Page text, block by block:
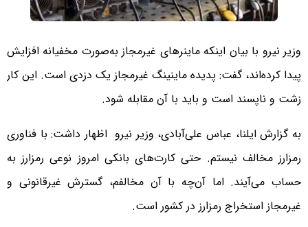
وزیر نیرو با بیان اینکه ماینرهای غیرمجاز به‌صورت مخفیانه افزایش
پیدا کرده‌اند، گفت: پدیده ماینینگ غیرمجاز یک دزدی است. این کار
زشت و ناپسند است و باید با آن مقابله شود.
به گزارش ایلنا، عباس علی‌آبادی، وزیر نیرو اظهار داشت: با فناوری
رمزارز مخالف نیستم. حتی کارت‌های بانکی امروز نوعی رمزارز به
حساب می‌آیند. اما آن‌چه با آن مخالفم، گسترش غیرقانونی و
غیرمجاز استخراج رمزارز در کشور است.